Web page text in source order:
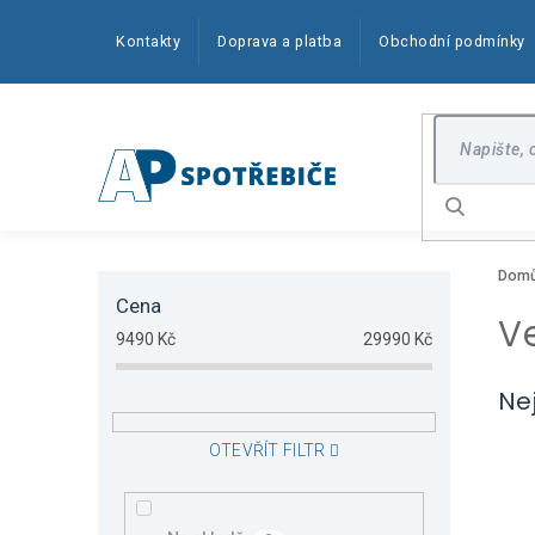
Kontakty Doprava a platba Obchodní podmínky
Hledat
Cena
9490 Kč 29990 Kč
OTEVŘÍT FILTR